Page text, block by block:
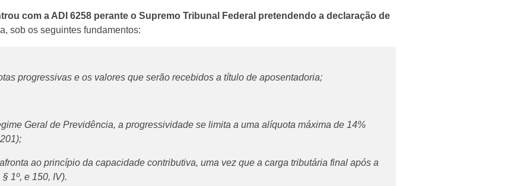
com a ADI 6258 perante o Supremo Tribunal Federal pretendendo a declaração de
sob os seguintes fundamentos:
progressivas e os valores que serão recebidos a título de aposentadoria;
Geral de Previdência, a progressividade se limita a uma alíquota máxima de 14%
ao princípio da capacidade contributiva, uma vez que a carga tributária final após a
1º, e 150, IV).